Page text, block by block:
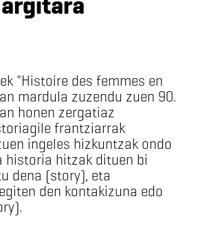
"Histoire des femmes en
mardula zuzendu zuen 90.
honen zergatiaz
frantziarrak
ingeles hizkuntzak ondo
historia hitzak dituen bi
dena (story), eta
den kontakizuna edo